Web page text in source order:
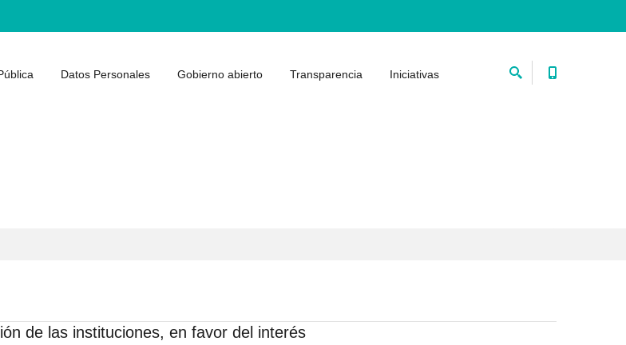
Datos Personales Gobierno abierto Transparencia Iniciativas
de las instituciones, en favor del interés